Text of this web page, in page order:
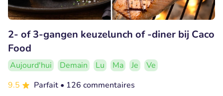
2- of 3-gangen keuzelunch of -diner bij Caco
Food
Aujourd'hui Demain Lu Ma Je
Ve
9.5
Parfait • 126 commentaires